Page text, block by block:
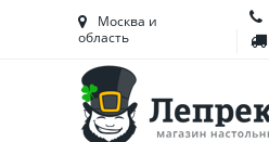
Башкортостан
Брянская область
Вологодская область
Москва и
область